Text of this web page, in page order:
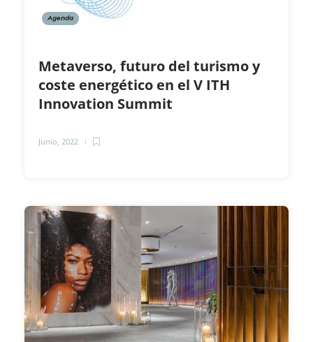
Agenda
Metaverso, futuro del turismo y
coste energético en el V ITH
Innovation Summit
Junio, 2022